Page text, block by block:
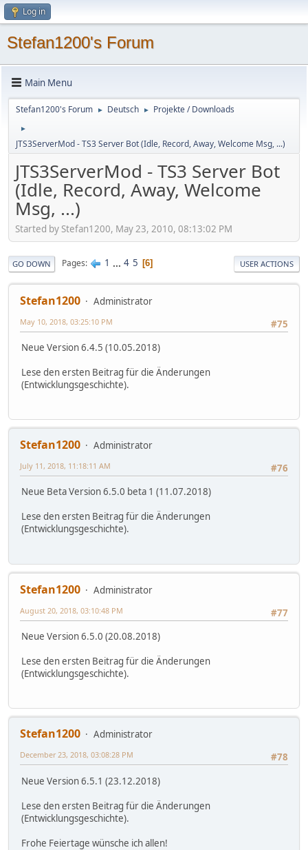
Log in
Stefan1200's Forum
Main Menu
Stefan1200's Forum ► Deutsch ► Projekte / Downloads
►
JTS3ServerMod - TS3 Server Bot (Idle, Record, Away, Welcome Msg, ...)
JTS3ServerMod - TS3 Server Bot
(Idle, Record, Away, Welcome
Msg, ...)
Started by Stefan1200, May 23, 2010, 08:13:02 PM
GO DOWN Pages 1 ... 4 5 6 USER ACTIONS
Stefan1200
Administrator
#75
May 10, 2018, 03:25:10 PM
Neue Version 6.4.5 (10.05.2018)
Lese den ersten Beitrag für die Änderungen
(Entwicklungsgeschichte).
Stefan1200
Administrator
#76
July 11, 2018, 11:18:11 AM
Neue Beta Version 6.5.0 beta 1 (11.07.2018)
Lese den ersten Beitrag für die Änderungen
(Entwicklungsgeschichte).
Stefan1200
Administrator
#77
August 20, 2018, 03:10:48 PM
Neue Version 6.5.0 (20.08.2018)
Lese den ersten Beitrag für die Änderungen
(Entwicklungsgeschichte).
Stefan1200
Administrator
#78
December 23, 2018, 03:08:28 PM
Neue Version 6.5.1 (23.12.2018)
Lese den ersten Beitrag für die Änderungen
(Entwicklungsgeschichte).
Frohe Feiertage wünsche ich allen!